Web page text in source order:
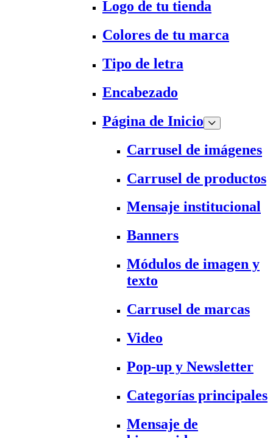
Logo de tu tienda
Colores de tu marca
Tipo de letra
Encabezado
Página de Inicio
Carrusel de imágenes
Carrusel de productos
Mensaje institucional
Banners
Módulos de imagen y
texto
Carrusel de marcas
Video
Pop-up y Newsletter
Categorías principales
Mensaje de